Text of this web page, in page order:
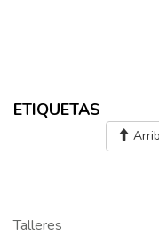
ETIQUETAS
Talleres